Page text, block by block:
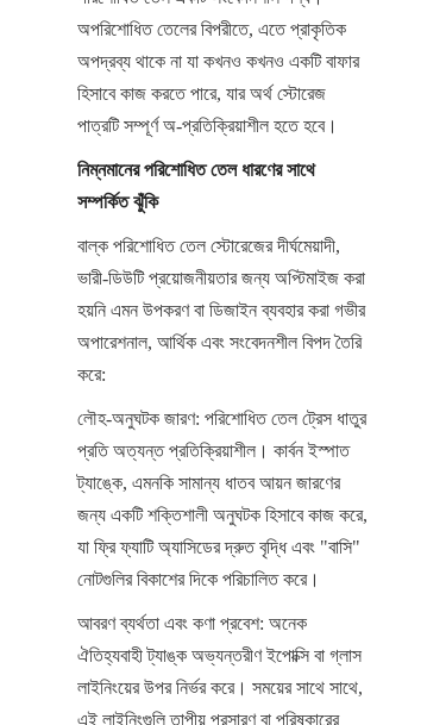
অপরিশোধিত তেলের বিপরীতে, এতে প্রাকৃতিক
অপদ্রব্য থাকে না যা কখনও কখনও একটি বাফার
হিসাবে কাজ করতে পারে, যার অর্থ স্টোরেজ
পাত্রটি সম্পূর্ণ অ-প্রতিক্রিয়াশীল হতে হবে।
নিম্নমানের পরিশোধিত তেল ধারণের সাথে
সম্পর্কিত ঝুঁকি
বাল্ক পরিশোধিত তেল স্টোরেজের দীর্ঘমেয়াদী,
ভারী-ডিউটি ​​প্রয়োজনীয়তার জন্য অপ্টিমাইজ করা
হয়নি এমন উপকরণ বা ডিজাইন ব্যবহার করা গভীর
অপারেশনাল, আর্থিক এবং সংবেদনশীল বিপদ তৈরি
করে:
লৌহ-অনুঘটক জারণ: পরিশোধিত তেল ট্রেস ধাতুর
প্রতি অত্যন্ত প্রতিক্রিয়াশীল। কার্বন ইস্পাত
ট্যাঙ্কে, এমনকি সামান্য ধাতব আয়ন জারণের
জন্য একটি শক্তিশালী অনুঘটক হিসাবে কাজ করে,
যা ফ্রি ফ্যাটি অ্যাসিডের দ্রুত বৃদ্ধি এবং "বাসি"
নোটগুলির বিকাশের দিকে পরিচালিত করে।
আবরণ ব্যর্থতা এবং কণা প্রবেশ: অনেক
ঐতিহ্যবাহী ট্যাঙ্ক অভ্যন্তরীণ ইপোক্সি বা গ্লাস
লাইনিংয়ের উপর নির্ভর করে। সময়ের সাথে সাথে,
এই লাইনিংগুলি তাপীয় প্রসারণ বা পরিষ্কারের